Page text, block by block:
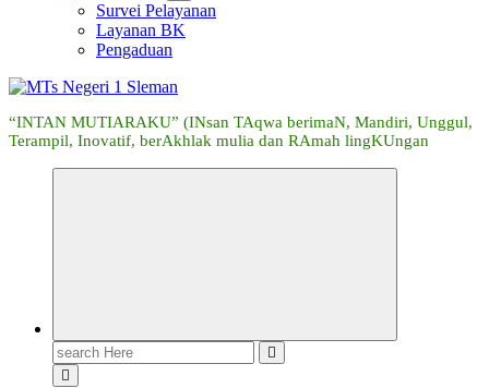
Survei Pelayanan
Layanan BK
Pengaduan
“INTAN MUTIARAKU” (INsan TAqwa berimaN, Mandiri, Unggul,
Terampil, Inovatif, berAkhlak mulia dan RAmah lingKUngan
Search
for: